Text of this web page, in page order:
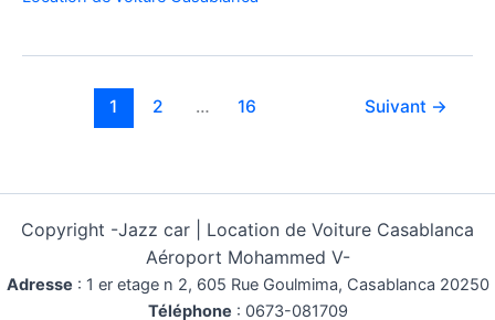
Pas
Kilométrage
1 2 … 16 Suivant →
Copyright -Jazz car | Location de Voiture Casablanca
Aéroport Mohammed V-
Adresse : 1 er etage n 2, 605 Rue Goulmima, Casablanca 20250
Téléphone : 0673-081709